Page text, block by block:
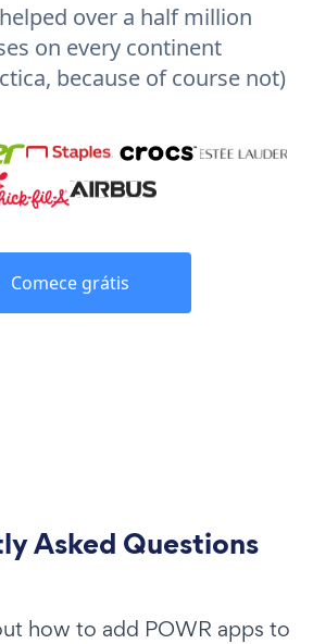
over a half million
on every continent
because of course not)
Comece grátis
Asked Questions
how to add POWR apps to